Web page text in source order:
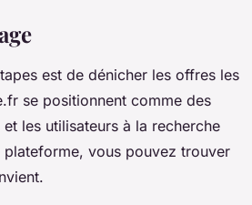
est de dénicher les offres les
se positionnent comme des
les utilisateurs à la recherche
vous pouvez trouver